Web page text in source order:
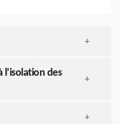
+
l’isolation des
+
+